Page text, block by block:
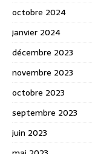
octobre 2024
janvier 2024
décembre 2023
novembre 2023
octobre 2023
septembre 2023
juin 2023